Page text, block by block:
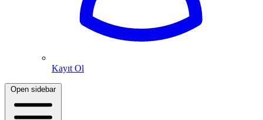
Kayıt Ol
Open sidebar